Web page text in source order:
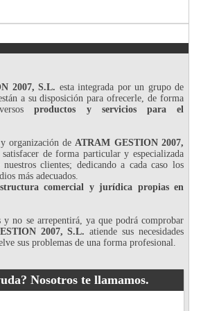
2007, S.L. esta integrada por un grupo de
a su disposición para ofrecerle, de forma
productos y servicios para el
organización de ATRAM GESTION 2007,
de forma particular y especializada
nuestros clientes; dedicando a cada caso los
más adecuados.
comercial y jurídica propias en
y no se arrepentirá, ya que podrá comprobar
2007, S.L. atiende sus necesidades
sus problemas de una forma profesional.
Nosotros te llamamos.